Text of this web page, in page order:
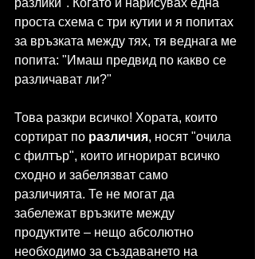
проста схема с три кутии и я попитах
за връзката между тях, тя веднага ме
попита: "Имаш предвид по какво се
различават ли?"
Това разкри всичко! Хората, които
сортират по различия, носят "очила
с филтър", които игнорират всичко
сходно и забелязват само
различията. Те не могат да
забележат връзките между
продуктите – нещо абсолютно
необходимо за създаването на